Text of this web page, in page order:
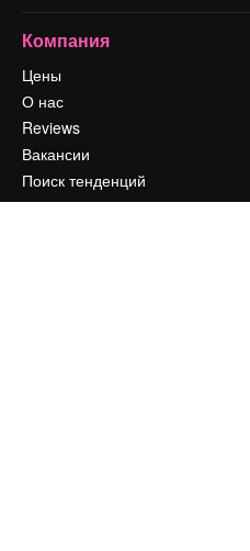
Компания
Цены
О нас
Reviews
Вакансии
Поиск тенденций
Блог